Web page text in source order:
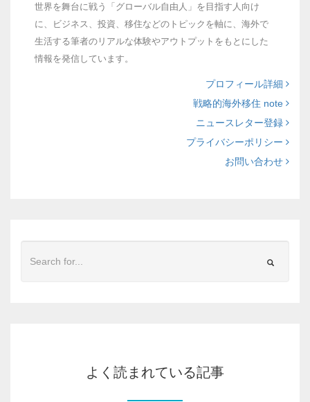
世界を舞台に戦う「グローバル自由人」を目指す人向け
に、ビジネス、投資、移住などのトピックを軸に、海外で
生活する筆者のリアルな体験やアウトプットをもとにした
情報を発信しています。
プロフィール詳細
戦略的海外移住 note
ニュースレター登録
プライバシーポリシー
お問い合わせ
よく読まれている記事